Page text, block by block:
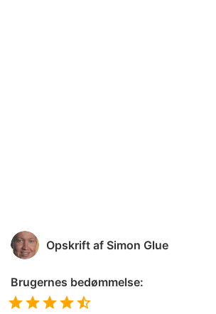
Opskrift af Simon Glue
Brugernes bedømmelse: